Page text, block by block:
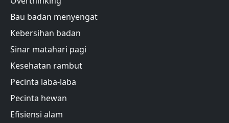
Bau badan menyengat
Kebersihan badan
Sinar matahari pagi
Kesehatan rambut
Pecinta laba-laba
Pecinta hewan
Efisiensi alam